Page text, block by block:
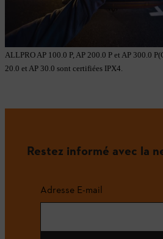
par la suite. Uniquement valable pour ALLPRO
300.0 P(C).
ALLPRO AP 100.0 P, AP 200.0 P et AP 300.0
20.0 et AP 30.0 sont certifiées IPX4.
Restez informé avec la
Adresse E-mail